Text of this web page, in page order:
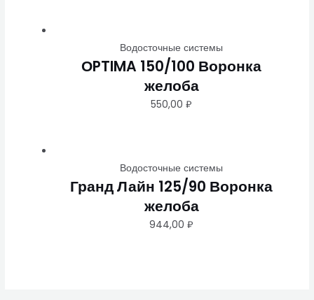
Водосточные системы
ОPTIMA 150/100 Воронка
желоба
550,00₽
Водосточные системы
Гранд Лайн 125/90 Воронка
желоба
944,00₽